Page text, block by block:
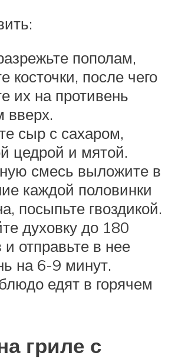
пополам,
косточки, после чего
их на противень
вверх.
сыр с сахаром,
цедрой и мятой.
смесь выложите в
каждой половинки
посыпьте гвоздикой.
духовку до 180
и отправьте в нее
на 6-9 минут.
едят в горячем
гриле с